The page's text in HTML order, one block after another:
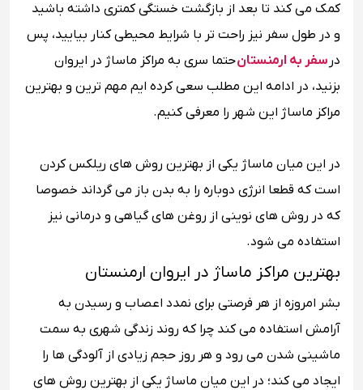
کمک می کند تا بعد از بازگشت خستگی کمتری داشته باشید
و در طول سفر نیز راحت تر با شرایط محیطی کنار بیایید، پس
در سفر به ارمنستانحتما سری به مراکز ماساژ در ایروان
بزنید، در ادامه این مطلب سعی کرده ایم مهم ترین و بهترین
مراکز ماساژ این شهر را معرفی کنیم.
در این میان ماساژ یکی از بهترین روش های ریلکس کردن
است که قطعا انرژی دوباره را به بدن باز می گرداند خصوصا
که در روش های نوینی از روغن های گیاهی و درمانی نیز
استفاده می شود.
بهترین مراکز ماساژ در ایروان ارمنستان
بشر امروزه از هر فرصتی برای نمدد اعصاب و رسیدن به
آرامش استفاده می کند چرا که روند زندگی شهری به سمت
ماشینی شدن می رود و هر روز حجم زیادی از آلودگی ها را
ایجاد می کند؛ در این میان ماساژ یکی از بهترین روش های